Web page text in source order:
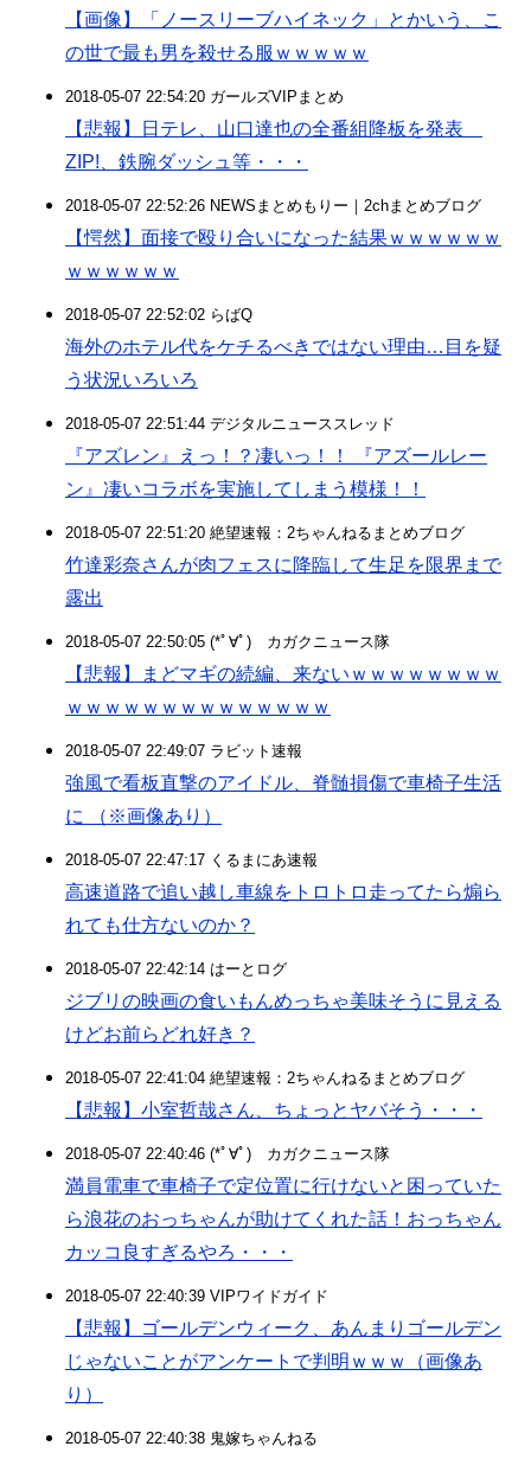
【画像】「ノースリーブハイネック」とかいう、こ
の世で最も男を殺せる服ｗｗｗｗｗ
2018-05-07 22:54:20 ガールズVIPまとめ
【悲報】日テレ、山口達也の全番組降板を発表
ZIP!、鉄腕ダッシュ等・・・
2018-05-07 22:52:26 NEWSまとめもりー｜2chまとめブログ
【愕然】面接で殴り合いになった結果ｗｗｗｗｗｗ
ｗｗｗｗｗｗ
2018-05-07 22:52:02 らばQ
海外のホテル代をケチるべきではない理由…目を疑
う状況いろいろ
2018-05-07 22:51:44 デジタルニューススレッド
『アズレン』えっ！？凄いっ！！ 『アズールレー
ン』凄いコラボを実施してしまう模様！！
2018-05-07 22:51:20 絶望速報：2ちゃんねるまとめブログ
竹達彩奈さんが肉フェスに降臨して生足を限界まで
露出
2018-05-07 22:50:05 (*ﾟ∀ﾟ)ゞカガクニュース隊
【悲報】まどマギの続編、来ないｗｗｗｗｗｗｗｗ
ｗｗｗｗｗｗｗｗｗｗｗｗｗｗ
2018-05-07 22:49:07 ラビット速報
強風で看板直撃のアイドル、脊髄損傷で車椅子生活
に （※画像あり）
2018-05-07 22:47:17 くるまにあ速報
高速道路で追い越し車線をトロトロ走ってたら煽ら
れても仕方ないのか？
2018-05-07 22:42:14 はーとログ
ジブリの映画の食いもんめっちゃ美味そうに見える
けどお前らどれ好き？
2018-05-07 22:41:04 絶望速報：2ちゃんねるまとめブログ
【悲報】小室哲哉さん、ちょっとヤバそう・・・
2018-05-07 22:40:46 (*ﾟ∀ﾟ)ゞカガクニュース隊
満員電車で車椅子で定位置に行けないと困っていた
ら浪花のおっちゃんが助けてくれた話！おっちゃん
カッコ良すぎるやろ・・・
2018-05-07 22:40:39 VIPワイドガイド
【悲報】ゴールデンウィーク、あんまりゴールデン
じゃないことがアンケートで判明ｗｗｗ（画像あ
り）
2018-05-07 22:40:38 鬼嫁ちゃんねる